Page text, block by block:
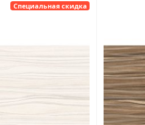
Специальная скидка